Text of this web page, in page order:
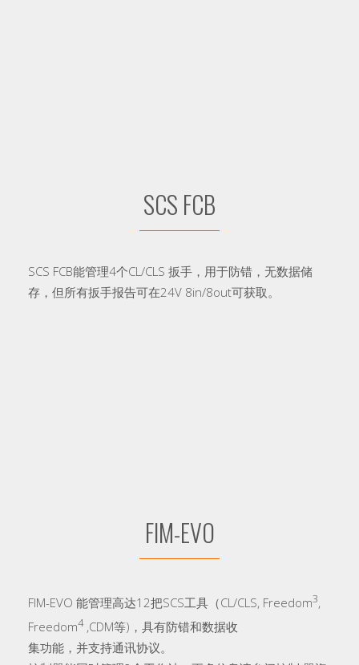
SCS FCB
SCS FCB能管理4个CL/CLS 扳手，用于防错，无数据储
存，但所有扳手报告可在24V 8in/8out可获取。
FIM-EVO
FIM-EVO 能管理高达12把SCS工具（CL/CLS, Freedom3,
Freedom4,CDM等)，具有防错和数据收
集功能，并支持通讯协议。